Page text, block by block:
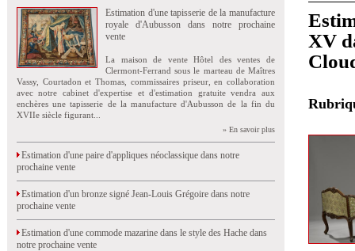
Estimation d'une tapisserie de la manufacture
royale d'Aubusson dans notre prochaine
vente
La maison de vente Hôtel des ventes de
Clermont-Ferrand sous le marteau de Maîtres
Vassy, Courtadon et Thomas, commissaires priseur, en collaboration
avec notre cabinet d'expertise et d'estimation gratuite vendra aux
enchères une tapisserie de la manufacture d'Aubusson de la fin du
XVIIe siècle figurant...
» En savoir plus
Estimation d'une paire d'appliques néoclassique dans notre
prochaine vente
Estimation d'un bronze signé Jean-Louis Grégoire dans notre
prochaine vente
Estimation d'une commode mazarine dans le style des Hache dans
notre prochaine vente
XV